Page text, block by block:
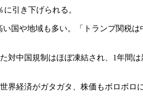
引き下げられる。
国や地域も多い。「トランプ関税は
対中国規制はほぼ凍結され、1年間
界経済がガタガタ、株価もボロボロ